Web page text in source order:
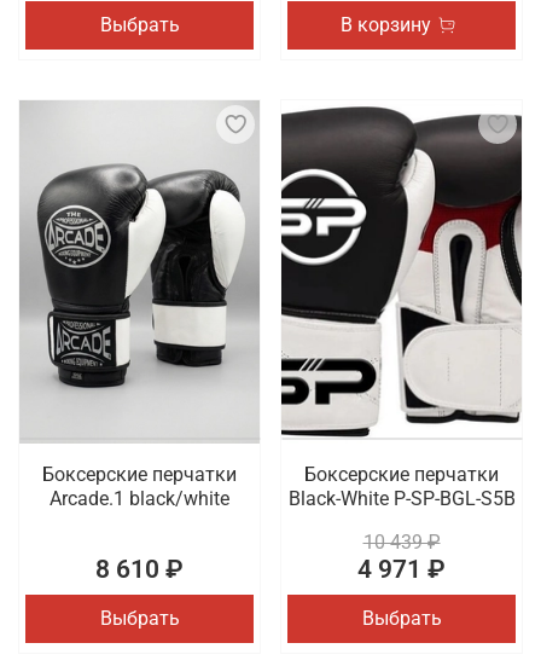
Выбрать В корзину
Боксерские перчатки
Arcade.1 black/white
8 610 ₽
Выбрать
Боксерские перчатки
Black-White P-SP-BGL-S5B
10 439 ₽
4 971 ₽
Выбрать